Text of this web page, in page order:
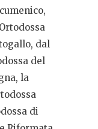
dal
del
la
di